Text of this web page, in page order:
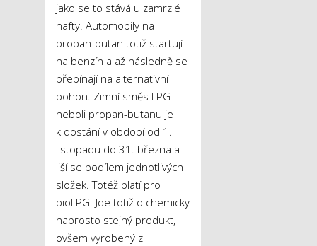
jako se to stává u zamrzlé
nafty. Automobily na
propan-butan totiž startují
na benzín a až následně se
přepínají na alternativní
pohon. Zimní směs LPG
neboli propan-butanu je
k dostání v období od 1.
listopadu do 31. března a
liší se podílem jednotlivých
složek. Totéž platí pro
bioLPG. Jde totiž o chemicky
naprosto stejný produkt,
ovšem vyrobený z